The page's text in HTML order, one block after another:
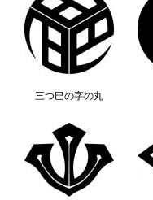
三つ巴の字の丸